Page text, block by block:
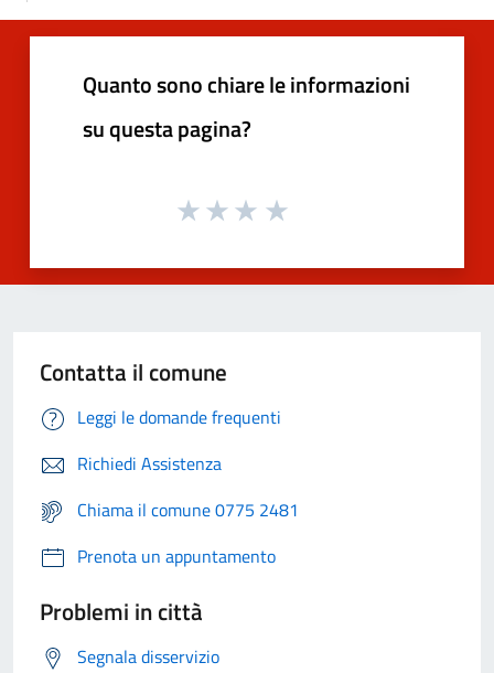
Quanto sono chiare le informazioni
su questa pagina?
Contatta il comune
Leggi le domande frequenti
Richiedi Assistenza
Chiama il comune 0775 2481
Prenota un appuntamento
Problemi in città
Segnala disservizio